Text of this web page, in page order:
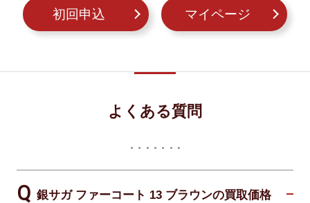
初回申込 マイページ
よくある質問
銀サガ ファーコート 13 ブラウンの買取価格